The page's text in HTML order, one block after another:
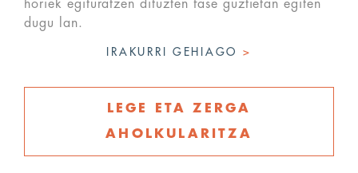
horiek egituratzen dituzten fase guztietan egiten
dugu lan.
IRAKURRI GEHIAGO >
LEGE ETA ZERGA
AHOLKULARITZA